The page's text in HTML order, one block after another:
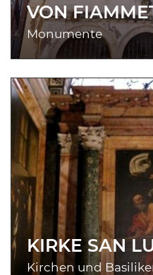
VON
Monumente
KIRKE SAN
Kirchen und